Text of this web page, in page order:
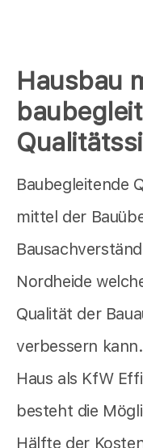
Hausbau
Baubegleitende
mittel der
Nordheide
Qualität der
verbessern
Haus als KfW
besteht die
Hälfte der